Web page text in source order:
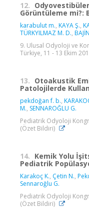
12.
Görüntüleme mi?:
karabulut m., KAYA Ş.,
TÜRKYILMAZ M. D.,
9. Ulusal Odyoloji ve
Türkiye, 11 - 13 Ekim
13. Otoakustik
Patolojilerde
pekdoğan f. b.,
M., SENNAROĞLU G.
Pediatrik Odyoloji
(Özet Bildiri)
14. Kemik Yolu
Pediatrik
Karakoç K., Çetin N.,
Sennaroğlu G.
Pediatrik Odyoloji
(Özet Bildiri)